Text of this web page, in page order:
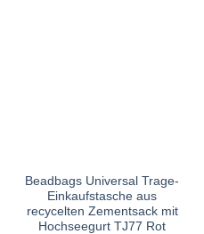
Beadbags Universal Trage-
Einkaufstasche aus
recycelten Zementsack mit
Hochseegurt TJ77 Rot